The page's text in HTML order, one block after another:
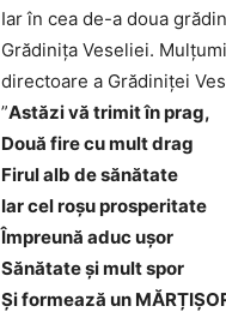
Iar în cea de-a doua
Grădinița Veseliei.
directoare a Grădiniței
”Astăzi vă trimit în prag,
Două fire cu mult drag
Firul alb de sănătate
Iar cel roșu prosperitate
Împreună aduc ușor
Sănătate și mult spor
Și formează un